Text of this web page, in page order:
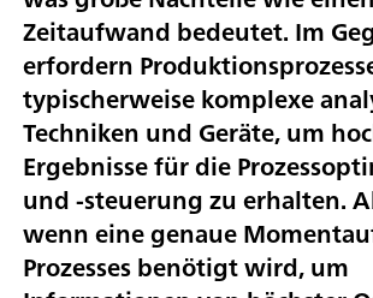
Zeitaufwand bedeutet. Im
erfordern
typischerweise komplexe
Techniken und Geräte, um
Ergebnisse für die
und -steuerung zu erhalten.
wenn eine genaue
Prozesses benötigt wird, um